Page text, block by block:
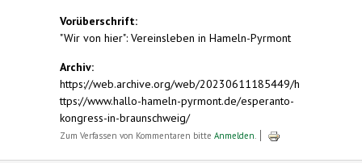
Vorüberschrift:
"Wir von hier": Vereinsleben in Hameln-Pyrmont
Archiv:
https://web.archive.org/web/20230611185449/h
ttps://www.hallo-hameln-pyrmont.de/esperanto-
kongress-in-braunschweig/
Zum Verfassen von Kommentaren bitte Anmelden